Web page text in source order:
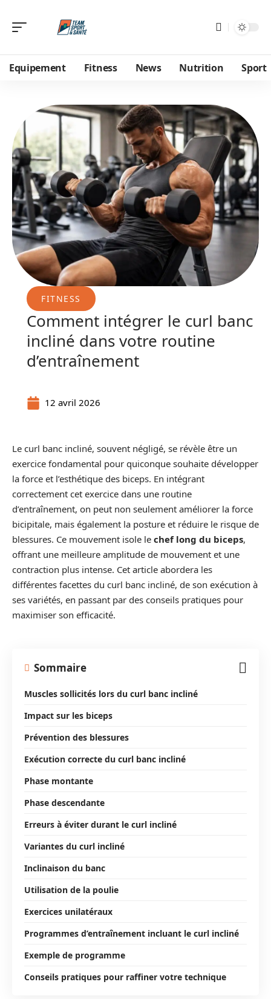
Equipement Fitness News Nutrition Sport
FITNESS
Comment intégrer le curl banc
incliné dans votre routine
d’entraînement
12 avril 2026
Le curl banc incliné, souvent négligé, se révèle être un
exercice fondamental pour quiconque souhaite développer
la force et l’esthétique des biceps. En intégrant
correctement cet exercice dans une routine
d’entraînement, on peut non seulement améliorer la force
bicipitale, mais également la posture et réduire le risque de
blessures. Ce mouvement isole le chef long du biceps,
offrant une meilleure amplitude de mouvement et une
contraction plus intense. Cet article abordera les
différentes facettes du curl banc incliné, de son exécution à
ses variétés, en passant par des conseils pratiques pour
maximiser son efficacité.
Sommaire
Muscles sollicités lors du curl banc incliné
Impact sur les biceps
Prévention des blessures
Exécution correcte du curl banc incliné
Phase montante
Phase descendante
Erreurs à éviter durant le curl incliné
Variantes du curl incliné
Inclinaison du banc
Utilisation de la poulie
Exercices unilatéraux
Programmes d’entraînement incluant le curl incliné
Exemple de programme
Conseils pratiques pour raffiner votre technique